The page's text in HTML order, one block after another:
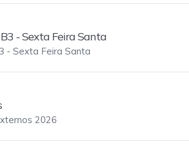
- Sexta Feira Santa
- Sexta Feira Santa
2026